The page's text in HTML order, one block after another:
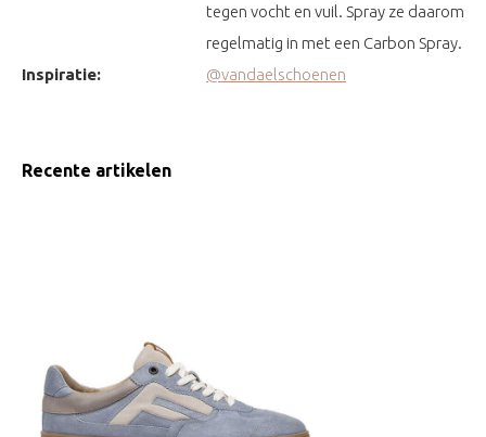
tegen vocht en vuil. Spray ze daarom
regelmatig in met een Carbon Spray.
Inspiratie:
@vandaelschoenen
Recente artikelen